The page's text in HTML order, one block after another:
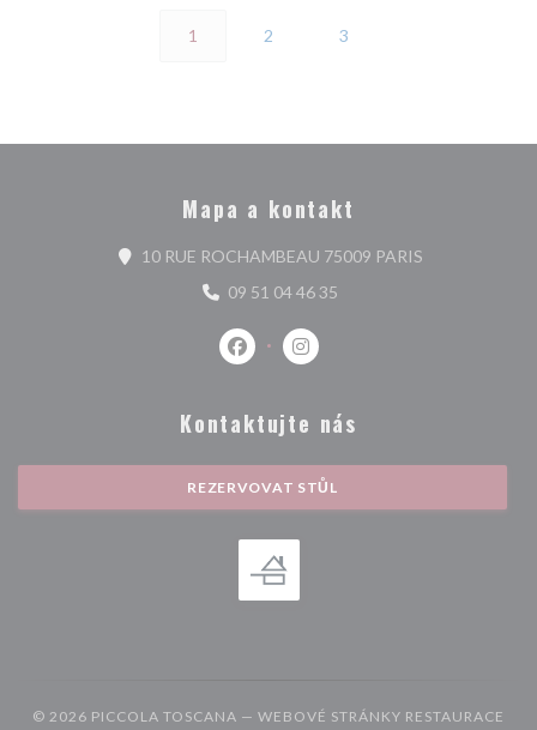
1 2 3
Mapa a kontakt
10 RUE ROCHAMBEAU 75009 PARIS
09 51 04 46 35
Facebook ((otevře se v novém okně))
Instagram ((otevře se v
Kontaktujte nás
REZERVOVAT STŮL
© 2026 PICCOLA TOSCANA — WEBOVÉ STRÁNKY RESTAURACE